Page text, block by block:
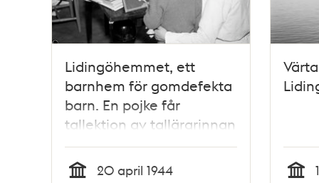
Lidingöhemmet, ett
barnhem för gomdefekta
barn. En pojke får
tallektion av tallärarinnan
Märta Mörling. (Barnen
var mellan 4-6 år och
20 april 1944